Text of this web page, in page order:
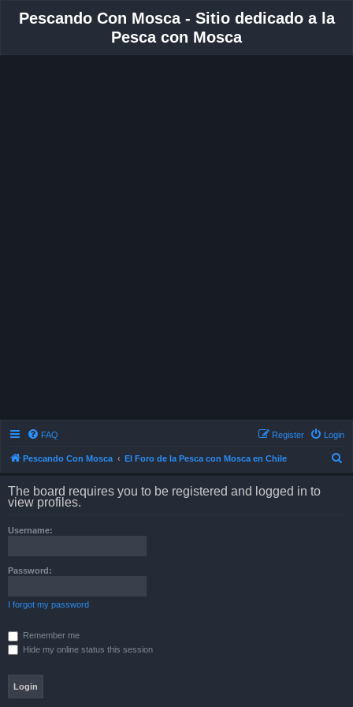
Pescando Con Mosca - Sitio dedicado a la
Pesca con Mosca
FAQ Login
Register
Pescando Con Mosca El Foro de la Pesca con Mosca en Chile
The board requires you to be registered and logged in to
view profiles.
Username:
Password:
I forgot my password
Remember me
Hide my online status this session